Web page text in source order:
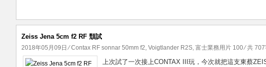
Zeiss Jena 5cm f2 RF 頹試
2018年05月09日 ⁄Contax RF sonnar 50mm f2, Voigtlander R2S, 富士業務用片 100⁄ 共
上次試了一次接上CONTAX III玩，今次就把這支東蔡